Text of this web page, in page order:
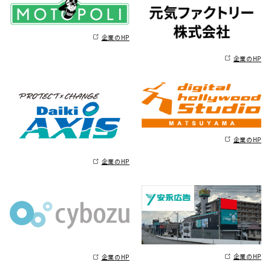
企業のHP
企業のHP
企業のHP
企業のHP
企業のHP 企業のHP